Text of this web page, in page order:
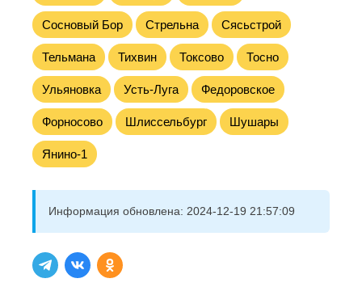
Сосновый Бор Стрельна Сясьстрой
Тельмана Тихвин Токсово Тосно
Ульяновка Усть-Луга Федоровское
Форносово Шлиссельбург Шушары
Янино-1
Информация обновлена: 2024-12-19 21:57:09